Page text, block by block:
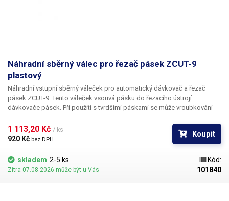
Náhradní sběrný válec pro řezač pásek ZCUT-9
plastový
Náhradní vstupní sběrný váleček pro automatický dávkovač a řezač
pásek ZCUT-9. Tento váleček vsouvá pásku do řezacího ústrojí
dávkovače pásek. Při použití s tvrdšími páskami se může vroubkování
opotřebení či poškození možno použít tento náhradní díl a zařízení
svépomocí opravit.
1 113,20 Kč / ks
920 Kč bez DPH
Koupit
skladem 2-5 ks
Zítra 07.08.2026 může být u Vás
Kód:
101840